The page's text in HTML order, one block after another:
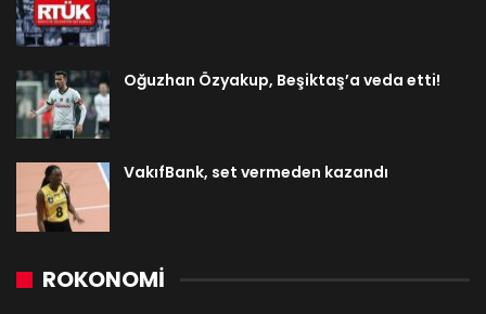
Oğuzhan Özyakup, Beşiktaş’a veda etti!
VakıfBank, set vermeden kazandı
ROKONOMİ